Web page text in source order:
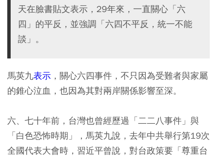
天在臉書貼文表示，29年來，一直關心「六
四」的平反，並強調「六四不平反，統一不能
談」。
馬英九表示 ，關心六四事件，不只因為受難者與家屬
的錐心泣血，也因為其對兩岸關係影響至深。
六、七十年前，台灣也曾經歷過「二二八事件」與
「白色恐怖時期」，馬英九說，去年中共舉行第19次
全國代表大會時，習近平曾說，對台政策要「尊重台